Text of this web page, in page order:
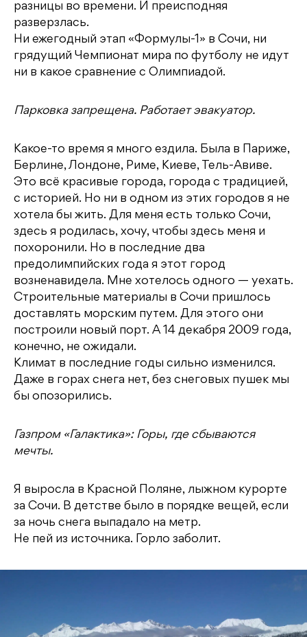
разницы во времени. И преисподняя
разверзлась.
Ни ежегодный этап «Формулы-1» в Сочи, ни
грядущий Чемпионат мира по футболу не идут
ни в какое сравнение с Олимпиадой.
Парковка запрещена. Работает эвакуатор.
Какое-то время я много ездила. Была в Париже,
Берлине, Лондоне, Риме, Киеве, Тель-Авиве.
Это всё красивые города, города с традицией,
с историей. Но ни в одном из этих городов я не
хотела бы жить. Для меня есть только Сочи,
здесь я родилась, хочу, чтобы здесь меня и
похоронили. Но в последние два
предолимпийских года я этот город
возненавидела. Мне хотелось одного — уехать.
Строительные материалы в Сочи пришлось
доставлять морским путем. Для этого они
построили новый порт. А 14 декабря 2009 года,
конечно, не ожидали.
Климат в последние годы сильно изменился.
Даже в горах снега нет, без снеговых пушек мы
бы опозорились.
Газпром «Галактика»: Горы, где сбываются
мечты.
Я выросла в Красной Поляне, лыжном курорте
за Сочи. В детстве было в порядке вещей, если
за ночь снега выпадало на метр.
Не пей из источника. Горло заболит.